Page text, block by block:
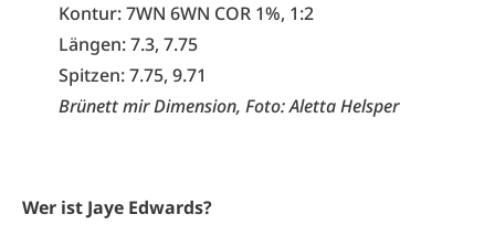
Kontur: 7WN 6WN COR 1%, 1:2
Längen: 7.3, 7.75
Spitzen: 7.75, 9.71
Brünett mir Dimension, Foto: Aletta Helsper
Wer ist Jaye Edwards?